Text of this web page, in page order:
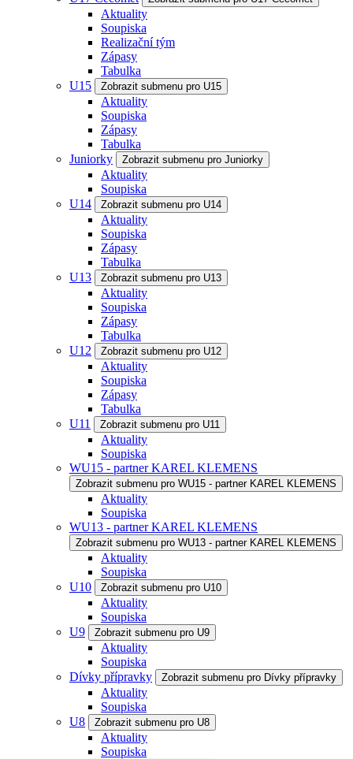
Aktuality
Soupiska
Realizační tým
Zápasy
Tabulka
U15
Zobrazit submenu pro U15
Aktuality
Soupiska
Zápasy
Tabulka
Juniorky
Zobrazit submenu pro Juniorky
Aktuality
Soupiska
U14
Zobrazit submenu pro U14
Aktuality
Soupiska
Zápasy
Tabulka
U13
Zobrazit submenu pro U13
Aktuality
Soupiska
Zápasy
Tabulka
U12
Zobrazit submenu pro U12
Aktuality
Soupiska
Zápasy
Tabulka
U11
Zobrazit submenu pro U11
Aktuality
Soupiska
WU15 - partner KAREL KLEMENS
Zobrazit submenu pro WU15 - partner KAREL KLEMENS
Aktuality
Soupiska
WU13 - partner KAREL KLEMENS
Zobrazit submenu pro WU13 - partner KAREL KLEMENS
Aktuality
Soupiska
U10
Zobrazit submenu pro U10
Aktuality
Soupiska
U9
Zobrazit submenu pro U9
Aktuality
Soupiska
Dívky přípravky
Zobrazit submenu pro Dívky přípravky
Aktuality
Soupiska
U8
Zobrazit submenu pro U8
Aktuality
Soupiska